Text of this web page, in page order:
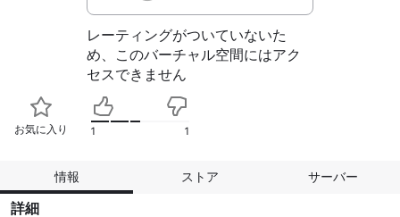
レーティングがついていないた
め、このバーチャル空間にはアク
セスできません
お気に入り 1 1
情報 ストア サーバー
詳細